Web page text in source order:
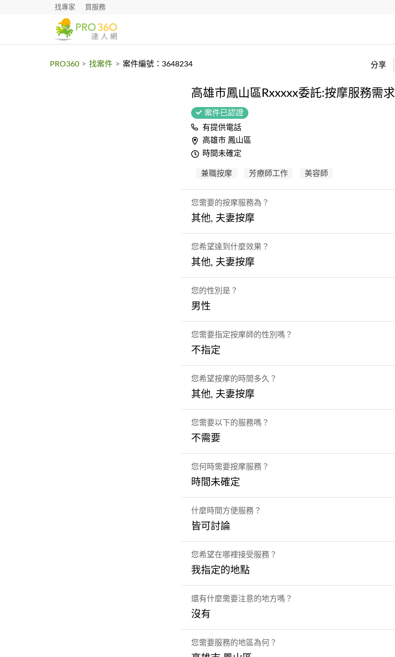
找專家 買服務
PRO360 > 找案件 > 案件編號：3648234 分享
高雄市鳳山區Rxxxxx委託:按摩服務需求
案件已認證
有提供電話
高雄市 鳳山區
時間未確定
兼職按摩 芳療師工作 美容師
您需要的按摩服務為？
其他, 夫妻按摩
您希望達到什麼效果？
其他, 夫妻按摩
您的性別是？
男性
您需要指定按摩師的性別嗎？
不指定
您希望按摩的時間多久？
其他, 夫妻按摩
您需要以下的服務嗎？
不需要
您何時需要按摩服務？
時間未確定
什麼時間方便服務？
皆可討論
您希望在哪裡接受服務？
我指定的地點
還有什麼需要注意的地方嗎？
沒有
您需要服務的地區為何？